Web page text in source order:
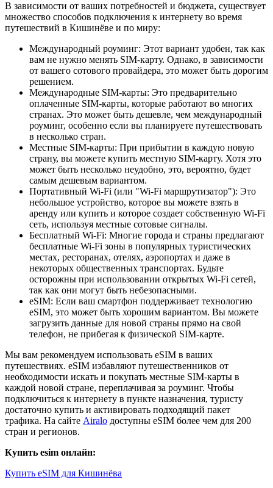
В зависимости от ваших потребностей и бюджета, существует
множество способов подключения к интернету во время
путешествий в Кишинёве и по миру:
Международный роуминг: Этот вариант удобен, так как
вам не нужно менять SIM-карту. Однако, в зависимости
от вашего сотового провайдера, это может быть дорогим
решением.
Международные SIM-карты: Это предварительно
оплаченные SIM-карты, которые работают во многих
странах. Это может быть дешевле, чем международный
роуминг, особенно если вы планируете путешествовать
в несколько стран.
Местные SIM-карты: При прибытии в каждую новую
страну, вы можете купить местную SIM-карту. Хотя это
может быть несколько неудобно, это, вероятно, будет
самым дешевым вариантом.
Портативный Wi-Fi (или "Wi-Fi маршрутизатор"): Это
небольшое устройство, которое вы можете взять в
аренду или купить и которое создает собственную Wi-Fi
сеть, используя местные сотовые сигналы.
Бесплатный Wi-Fi: Многие города и страны предлагают
бесплатные Wi-Fi зоны в популярных туристических
местах, ресторанах, отелях, аэропортах и даже в
некоторых общественных транспортах. Будьте
осторожны при использовании открытых Wi-Fi сетей,
так как они могут быть небезопасными.
eSIM: Если ваш смартфон поддерживает технологию
eSIM, это может быть хорошим вариантом. Вы можете
загрузить данные для новой страны прямо на свой
телефон, не прибегая к физической SIM-карте.
Мы вам рекомендуем использовать eSIM в ваших
путешествиях. eSIM избавляют путешественников от
необходимости искать и покупать местные SIM-карты в
каждой новой стране, переплачивая за роуминг. Чтобы
подключиться к интернету в пункте назначения, туристу
достаточно купить и активировать подходящий пакет
трафика. На сайте Airalo доступны eSIM более чем для 200
стран и регионов.
Купить esim онлайн:
Купить eSIM для Кишинёва